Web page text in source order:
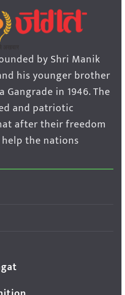
by Shri Manik
his younger brother
Gangrade in 1946. The
and patriotic
after their freedom
the nations